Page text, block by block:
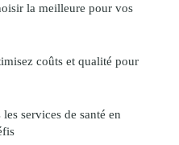
la meilleure pour vos
coûts et qualité pour
services de santé en